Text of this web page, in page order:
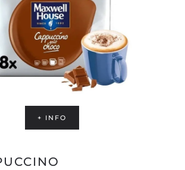
+ INFO